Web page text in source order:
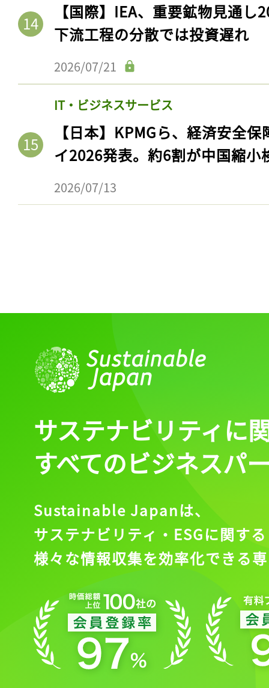
【国際】IEA、重要鉱物見通
下流工程の分散では投資遅れ
2026/07/21
IT・ビジネスサービス
【日本】KPMGら、経済安全
イ2026発表。約6割が中国縮小
2026/07/13
ログイン
サステナビリティに
すべてのビジネスパ
Sustainable Japanは、
サステナビリティ・ESGに関する
様々な情報収集を効率化できる